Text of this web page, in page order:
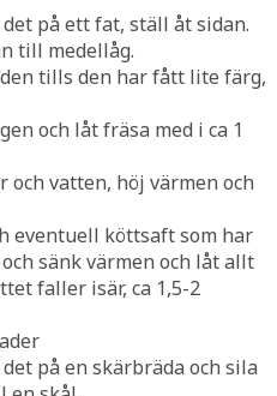
på ett fat, ställ åt sidan.
till medellåg.
tills den har fått lite färg,
och låt fräsa med i ca 1
och vatten, höj värmen och
eventuell köttsaft som har
sänk värmen och låt allt
faller isär, ca 1,5-2
på en skärbräda och sila